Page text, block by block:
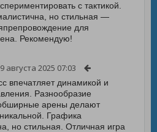
с тактикой.
но стильная —
для
Рекомендую!
августа 2025 07:03
впечатляет динамикой и
Разнообразие
арены делают
Графика
но стильная. Отличная игра